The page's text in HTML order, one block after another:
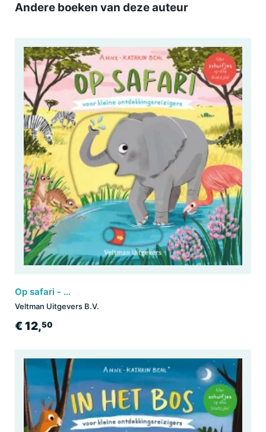
Andere boeken van deze auteur
Op safari - voor kleine ontdekkingsreizigers
Veltman Uitgevers B.V.
€ 12,50